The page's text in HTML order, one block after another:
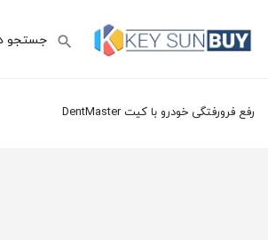
رفع فرورفتگی خودرو با کیت DentMaster